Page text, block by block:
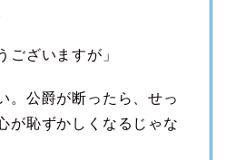
ございますが」
。公爵が断ったら、せっ
が恥ずかしくなるじゃな